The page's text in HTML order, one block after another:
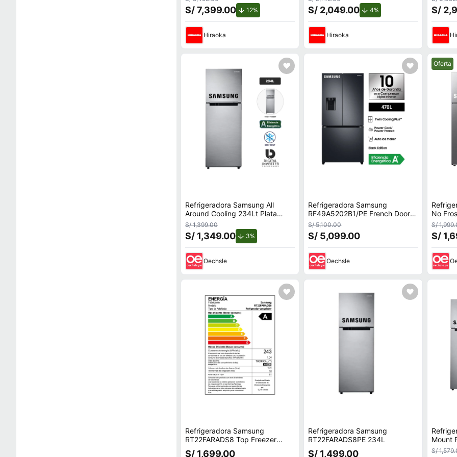
RF80H30JEFPE
S/ 7,399.00 12%de descuento.
Hiraoka
S/ 2,049.00 4%
Hiraoka
S/
Refrigeradora Samsung All
Around Cooling 234Lt Plata
RT22FARADS8
S/ 1,399.00
S/ 1,349.00 3%de descuento.
Oechsle
Refrigeradora Samsung
RF49A5202B1/PE French Door
470L Negro
S/ 5,100.00
S/ 5,099.00
Oechsle
Mejor
Oferta
No
Silver
S/
S/
Refrigeradora Samsung
RT22FARADS8 Top Freezer
234L Plateado
S/ 1,699.00
Refrigeradora Samsung
RT22FARADS8PE 234L
S/ 1,499.00
Mount
Silver
S/